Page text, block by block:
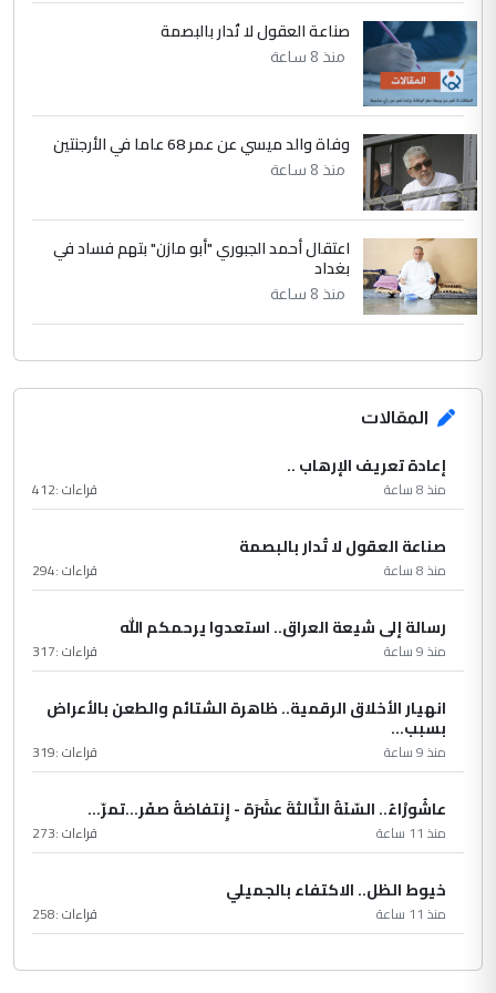
صناعة العقول لا تُدار بالبصمة
منذ 8 ساعة
وفاة والد ميسي عن عمر 68 عاما في الأرجنتين
منذ 8 ساعة
اعتقال أحمد الجبوري "أبو مازن" بتهم فساد في
بغداد
منذ 8 ساعة
المقالات
إعادة تعريف الإرهاب ..
منذ 8 ساعة قراءات :412
صناعة العقول لا تُدار بالبصمة
منذ 8 ساعة قراءات :294
رسالة إلى شيعة العراق.. استعدوا يرحمكم الله
منذ 9 ساعة قراءات :317
انهيار الأخلاق الرقمية.. ظاهرة الشتائم والطعن بالأعراض
بسبب...
منذ 9 ساعة قراءات :319
عاشُورْاءُ.. السّنَةُ الثّالثةَ عشَرَة - إِنتفاضةُ صفَر…تمرّ...
منذ 11 ساعة قراءات :273
خيوط الظل.. الاكتفاء بالجميلي
منذ 11 ساعة قراءات :258